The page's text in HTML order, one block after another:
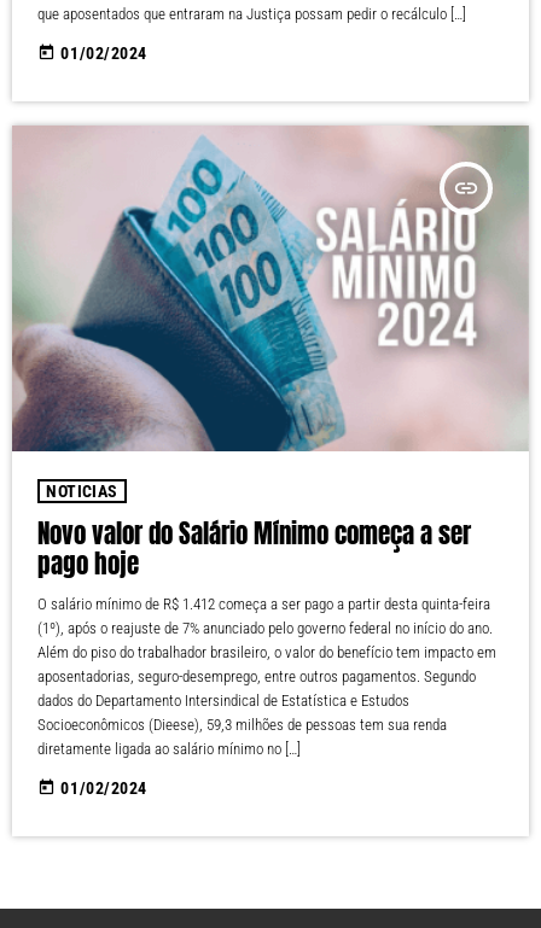
que aposentados que entraram na Justiça possam pedir o recálculo […]
today 01/02/2024
insert_link
NOTICIAS
Novo valor do Salário Mínimo começa a ser
pago hoje
O salário mínimo de R$ 1.412 começa a ser pago a partir desta quinta-feira
(1º), após o reajuste de 7% anunciado pelo governo federal no início do ano.
Além do piso do trabalhador brasileiro, o valor do benefício tem impacto em
aposentadorias, seguro-desemprego, entre outros pagamentos. Segundo
dados do Departamento Intersindical de Estatística e Estudos
Socioeconômicos (Dieese), 59,3 milhões de pessoas tem sua renda
diretamente ligada ao salário mínimo no […]
today 01/02/2024